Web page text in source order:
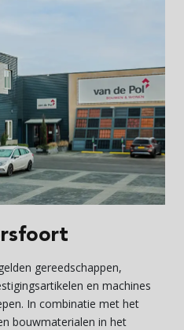
gereedschappen,
en machines
In combinatie met het
bouwmaterialen in het